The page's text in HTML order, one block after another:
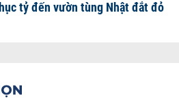
tỷ đến vườn tùng Nhật đắt đỏ